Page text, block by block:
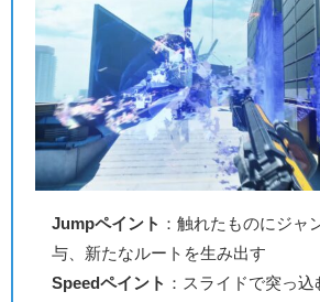
Jumpペイント ：触れたものにジャ
与、新たなルートを生み出す
Speedペイント ：スライドで突っ込